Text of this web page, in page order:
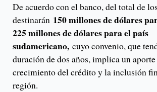
De acuerdo con el banco, del total de
destinarán 150 millones de dólares
225 millones de dólares para el país
sudamericano, cuyo convenio, que
duración de dos años, implica un
crecimiento del crédito y la inclusión
región.